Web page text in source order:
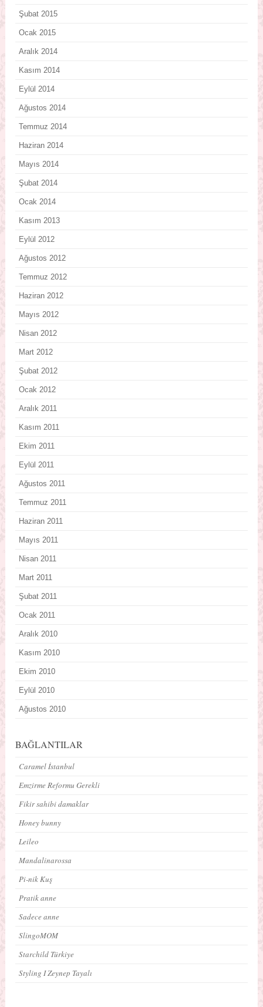
Şubat 2015
Ocak 2015
Aralık 2014
Kasım 2014
Eylül 2014
Ağustos 2014
Temmuz 2014
Haziran 2014
Mayıs 2014
Şubat 2014
Ocak 2014
Kasım 2013
Eylül 2012
Ağustos 2012
Temmuz 2012
Haziran 2012
Mayıs 2012
Nisan 2012
Mart 2012
Şubat 2012
Ocak 2012
Aralık 2011
Kasım 2011
Ekim 2011
Eylül 2011
Ağustos 2011
Temmuz 2011
Haziran 2011
Mayıs 2011
Nisan 2011
Mart 2011
Şubat 2011
Ocak 2011
Aralık 2010
Kasım 2010
Ekim 2010
Eylül 2010
Ağustos 2010
BAĞLANTILAR
Caramel İstanbul
Emzirme Reformu Gerekli
Fikir sahibi damaklar
Honey bunny
Leileo
Mandalinarossa
Pi-nik Kuş
Pratik anne
Sadece anne
SlingoMOM
Starchild Türkiye
Styling I Zeynep Tayalı